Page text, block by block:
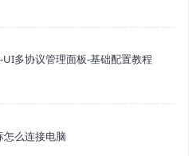
UI多协议管理面板-基础配置教程
么连接电脑